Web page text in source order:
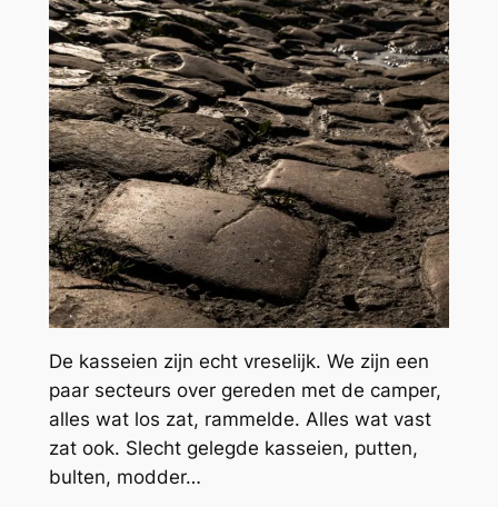
De kasseien zijn echt vreselijk. We zijn een
paar secteurs over gereden met de camper,
alles wat los zat, rammelde. Alles wat vast
zat ook. Slecht gelegde kasseien, putten,
bulten, modder…